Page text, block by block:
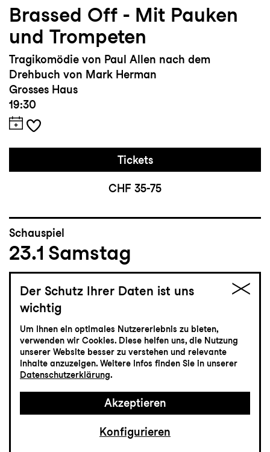
Brassed Off - Mit Pauken
und Trompeten
Tragikomödie von Paul Allen nach dem
Drehbuch von Mark Herman
Grosses Haus
19:30
Tickets
CHF 35-75
Schauspiel
23.1 Samstag
jung
Zum letzten Mal
Tom Sawyer und
Huckleberry Finn
Familienstück nach Mark Twain mit Musik von
Kurt Weill
Der Schutz Ihrer Daten ist uns
wichtig
Um Ihnen ein optimales Nutzererlebnis zu bieten,
verwenden wir Cookies. Diese helfen uns, die Nutzung
unserer Website besser zu verstehen und relevante
Inhalte anzuzeigen. Weitere Infos finden Sie in unserer
Datenschutzerklärung.
Akzeptieren
Konfigurieren